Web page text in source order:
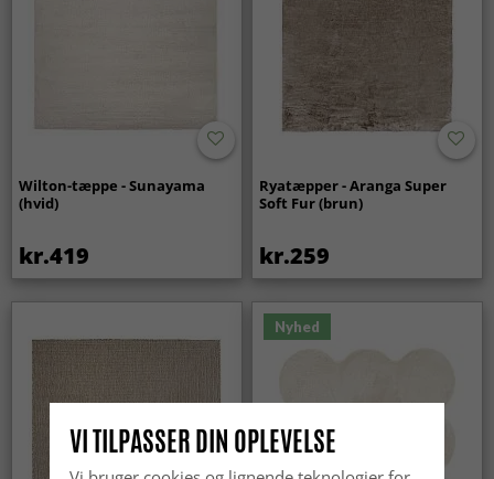
Wilton-tæppe - Sunayama
(hvid)
kr.419
Ryatæpper - Aranga Super
Soft Fur (brun)
kr.259
Nyhed
VI TILPASSER DIN OPLEVELSE